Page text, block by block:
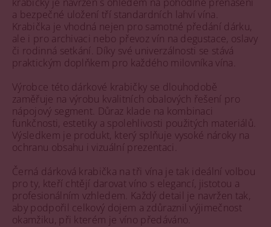
a bezpečné uložení tří standardních lahví vína.
Krabička je vhodná nejen pro samotné předání dárku,
ale i pro archivaci nebo převoz vín na degustace, oslavy
či rodinná setkání. Díky své univerzálnosti se stává
praktickým doplňkem pro každého milovníka vína.
Výrobce této dárkové krabičky se dlouhodobě
zaměřuje na výrobu kvalitních obalových řešení pro
nápojový segment. Důraz klade na kombinaci
funkčnosti, estetiky a spolehlivosti použitých materiálů.
Výsledkem je produkt, který splňuje vysoké nároky na
ochranu obsahu i vizuální prezentaci.
Černá dárková krabička na tři vína je tak ideální volbou
pro ty, kteří chtějí darovat víno s elegancí, jistotou a
profesionálním vzhledem. Každý detail je navržen tak,
aby podpořil celkový dojem a zdůraznil výjimečnost
okamžiku, při kterém je víno předáváno.